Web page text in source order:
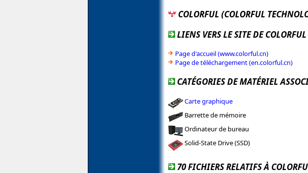
COLORFUL (COLORFUL
LIENS VERS LE SITE DE COLORFUL
Page d'accueil (www.colorful.cn)
Page de téléchargement (en.colorful.cn)
CATÉGORIES DE MATÉRIEL
Carte graphique
Barrette de mémoire
Ordinateur de bureau
Solid-State Drive (SSD)
70 FICHIERS RELATIFS À